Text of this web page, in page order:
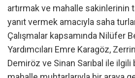
artırmak ve mahalle sakinlerinin
yanıt vermek amacıyla saha
Çalışmalar kapsamında Nilüfer
Yardımcıları Emre Karagöz,
Demiröz ve Sinan Sarıbal ile